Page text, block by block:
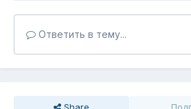
Ответить в тему...